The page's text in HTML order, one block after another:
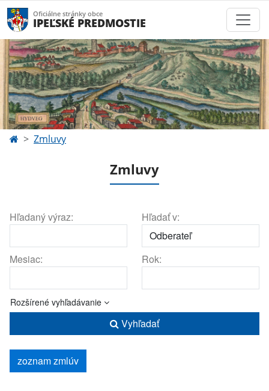
Oficiálne stránky obce
IPEĽSKÉ PREDMOSTIE
Zmluvy
Zmluvy
Hľadaný výraz: Hľadať v:
Mesiac: Rok:
Rozšírené vyhľadávanie
Vyhľadať
zoznam zmlúv